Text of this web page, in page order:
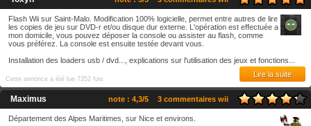
Flash Wii sur Saint-Malo. Modification 100% logicielle, permet entre autres de lire
les copies de jeu sur DVD-r et/ou disque dur externe. L'opération est effectuée a
mon domicile, vous pouvez déposer la console ou assister au flash, comme
vous préférez. La console est ensuite testée devant vous.
Installation des loaders usb / dvd..., explications sur l'utilisation des jeux et fonctions...
Cette annonce a été lue 7352 fois
Lire la suite
Maximus 3 commentaires wii
note : 4,3/5
Département des Alpes Maritimes, sur Nice et environs.